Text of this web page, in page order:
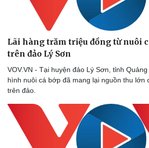
Lãi hàng trăm triệu đồng từ nuôi
trên đảo Lý Sơn
VOV.VN - Tại huyện đảo Lý Sơn, tỉnh
hình nuôi cá bớp đã mang lại nguồn thu lớn
trên đảo.